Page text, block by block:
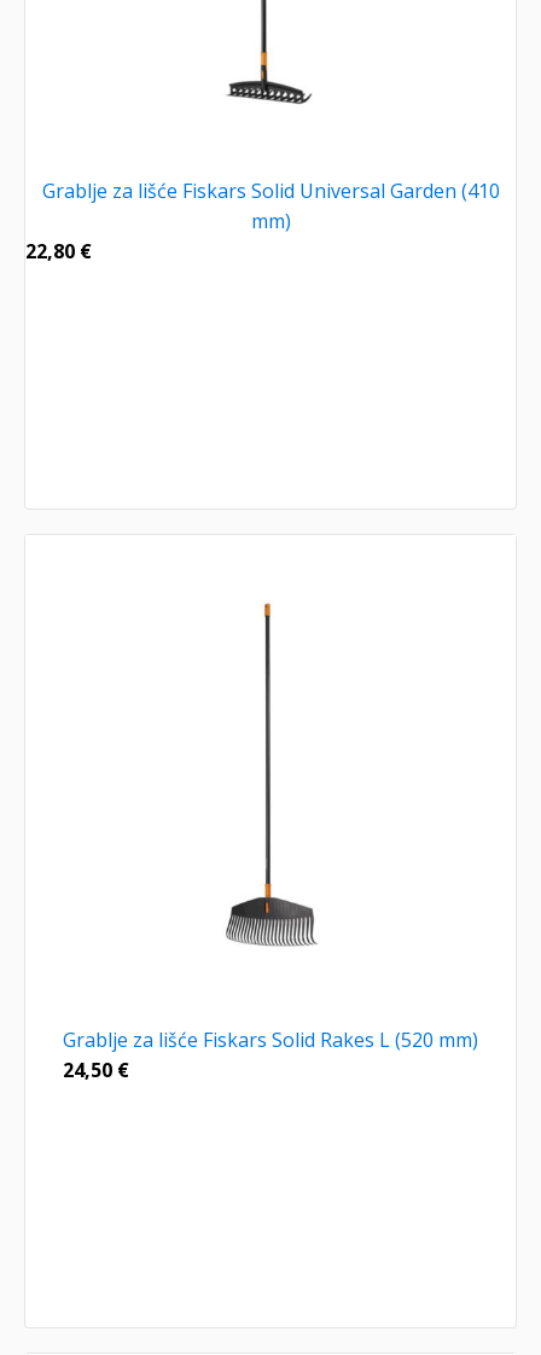
Grablje za lišće Fiskars Solid Universal Garden (410
mm)
22,80 €
Grablje za lišće Fiskars Solid Rakes L (520 mm)
24,50 €